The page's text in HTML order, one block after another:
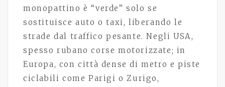
monopattino è “verde” solo se
sostituisce auto o taxi, liberando le
strade dal traffico pesante. Negli USA,
spesso rubano corse motorizzate; in
Europa, con città dense di metro e piste
ciclabili come Parigi o Zurigo,